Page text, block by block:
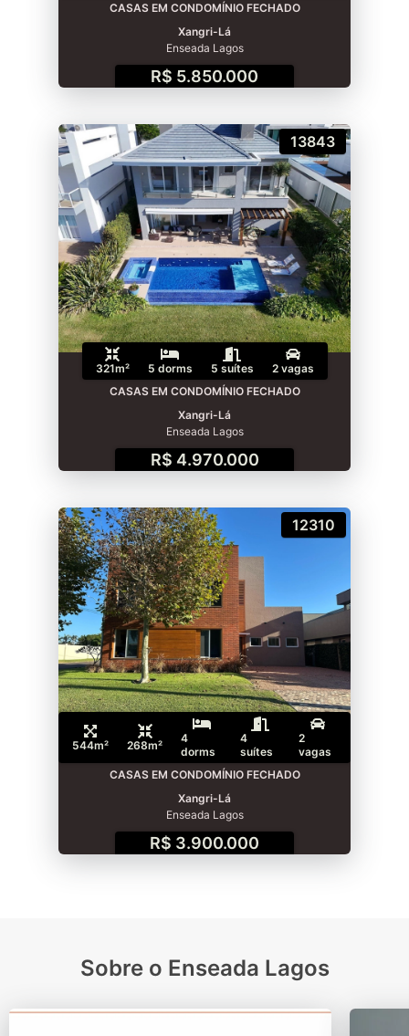
CASAS EM CONDOMÍNIO FECHADO
Xangri-Lá
Enseada Lagos
R$ 5.850.000
13843
321m² 5 dorms 5 suítes
2 vagas
CASAS EM CONDOMÍNIO FECHADO
Xangri-Lá
Enseada Lagos
R$ 4.970.000
12310
544m² 268m²
4
dorms
4
suítes
2
vagas
CASAS EM CONDOMÍNIO FECHADO
Xangri-Lá
Enseada Lagos
R$ 3.900.000
Sobre o Enseada Lagos